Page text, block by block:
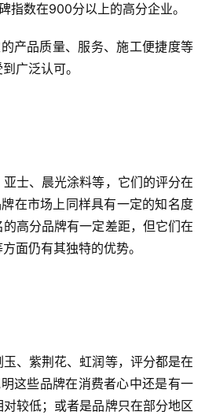
指数在900分以上的高分企业。
产品质量、服务、施工便捷度等
广泛认可。
士、晨光涂料等，它们的评分在
在市场上同样具有一定的知名度
高分品牌有一定差距，但它们在
面仍有其独特的优势。
、紫荆花、虹润等，评分都是在
这些品牌在消费者心中还是有一
较低；或者是品牌只在部分地区